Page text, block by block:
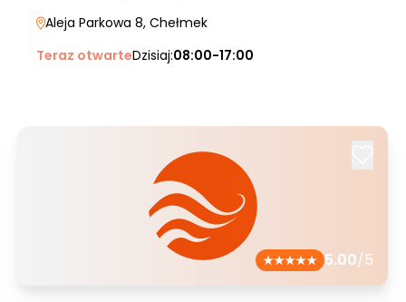
Aleja Parkowa 8, Chełmek
Teraz otwarteDzisiaj:08:00-17:00
5.00/5